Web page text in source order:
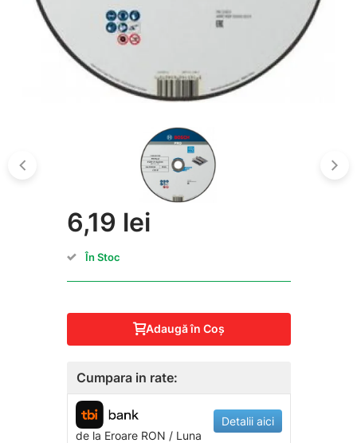
6,19 lei
În Stoc
Adaugă în Coş
Cumpara in rate:
de la EroareRON / Luna
Detalii aici